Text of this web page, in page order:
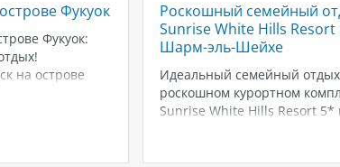
Фукуок
Фукуок:
на острове
Роскошный семейный
Sunrise White Hills Resort
Шарм-эль-Шейхе
Идеальный семейный
роскошном курортном
Sunrise White Hills Resort 5*